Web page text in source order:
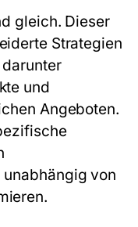
gleich. Dieser
Strategien
und
Angeboten.
unabhängig von